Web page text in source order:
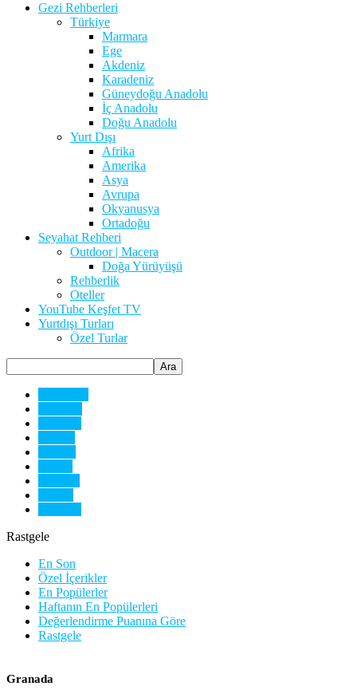
Gezi Rehberleri
Türkiye
Marmara
Ege
Akdeniz
Karadeniz
Güneydoğu Anadolu
İç Anadolu
Doğu Anadolu
Yurt Dışı
Afrika
Amerika
Asya
Avrupa
Okyanusya
Ortadoğu
Seyahat Rehberi
Outdoor | Macera
Doğa Yürüyüşü
Rehberlik
Oteller
YouTube Keşfet TV
Yurtdışı Turları
Özel Turlar
Rastgele
En Son
Özel İçerikler
En Popülerler
Haftanın En Popülerleri
Değerlendirme Puanına Göre
Rastgele
Granada